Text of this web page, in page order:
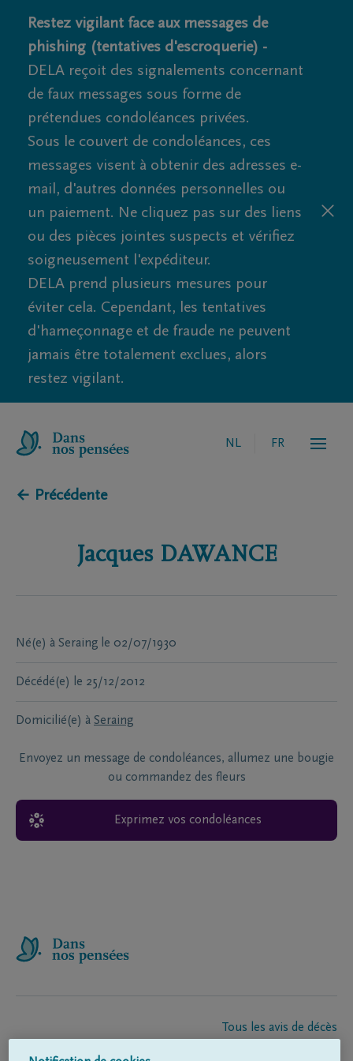
Restez vigilant face aux messages de
phishing (tentatives d'escroquerie) -
DELA reçoit des signalements concernant
de faux messages sous forme de
prétendues condoléances privées.
Sous le couvert de condoléances, ces
messages visent à obtenir des adresses e-
mail, d'autres données personnelles ou
un paiement. Ne cliquez pas sur des liens
ou des pièces jointes suspects et vérifiez
soigneusement l'expéditeur.
DELA prend plusieurs mesures pour
éviter cela. Cependant, les tentatives
d'hameçonnage et de fraude ne peuvent
jamais être totalement exclues, alors
restez vigilant.
NL FR
← Précédente
Jacques DAWANCE
Né(e) à Seraing le 02/07/1930
Décédé(e) le 25/12/2012
Domicilié(e) à Seraing
Envoyez un message de condoléances, allumez une bougie
ou commandez des fleurs
Exprimez vos condoléances
Tous les avis de décès